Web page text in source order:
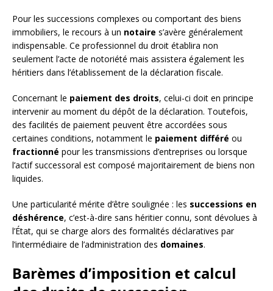
Pour les successions complexes ou comportant des biens
immobiliers, le recours à un notaire s’avère généralement
indispensable. Ce professionnel du droit établira non
seulement l’acte de notoriété mais assistera également les
héritiers dans l’établissement de la déclaration fiscale.
Concernant le paiement des droits, celui-ci doit en principe
intervenir au moment du dépôt de la déclaration. Toutefois,
des facilités de paiement peuvent être accordées sous
certaines conditions, notamment le paiement différé ou
fractionné pour les transmissions d’entreprises ou lorsque
l’actif successoral est composé majoritairement de biens non
liquides.
Une particularité mérite d’être soulignée : les successions en
déshérence, c’est-à-dire sans héritier connu, sont dévolues à
l’État, qui se charge alors des formalités déclaratives par
l’intermédiaire de l’administration des domaines.
Barèmes d’imposition et calcul